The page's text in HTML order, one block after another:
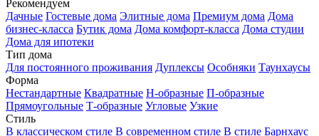
Рекомендуем
Дачные Гостевые дома Элитные дома Премиум дома Дома
бизнес-класса Бутик дома Дома комфорт-класса Дома студии
Дома для ипотеки
Тип дома
Для постоянного проживания Дуплексы Особняки Таунхаусы
Форма
Нестандартные Квадратные Н-образные П-образные
Прямоугольные Т-образные Угловые Узкие
Стиль
В классическом стиле В современном стиле В стиле Барнхаус